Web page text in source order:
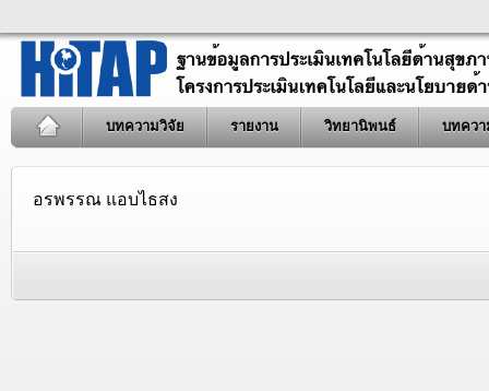
บทความวิจัย รายงาน วิทยานิพนธ์ บทควา
อรพรรณ แอบไธสง